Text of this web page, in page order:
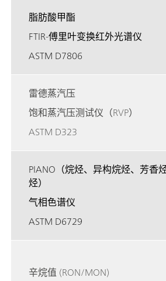
脂肪酸甲酯
FTIR-傅里叶变换红外光谱仪
ASTM D7806
雷德蒸汽压
饱和蒸汽压测试仪（RVP）
ASTM D323
PIANO（烷烃、异构烷烃、芳香
烃）
气相色谱仪
ASTM D6729
辛烷值 (RON/MON)